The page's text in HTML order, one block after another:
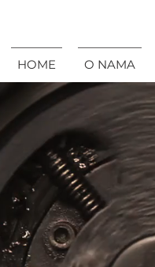
HOME O NAMA